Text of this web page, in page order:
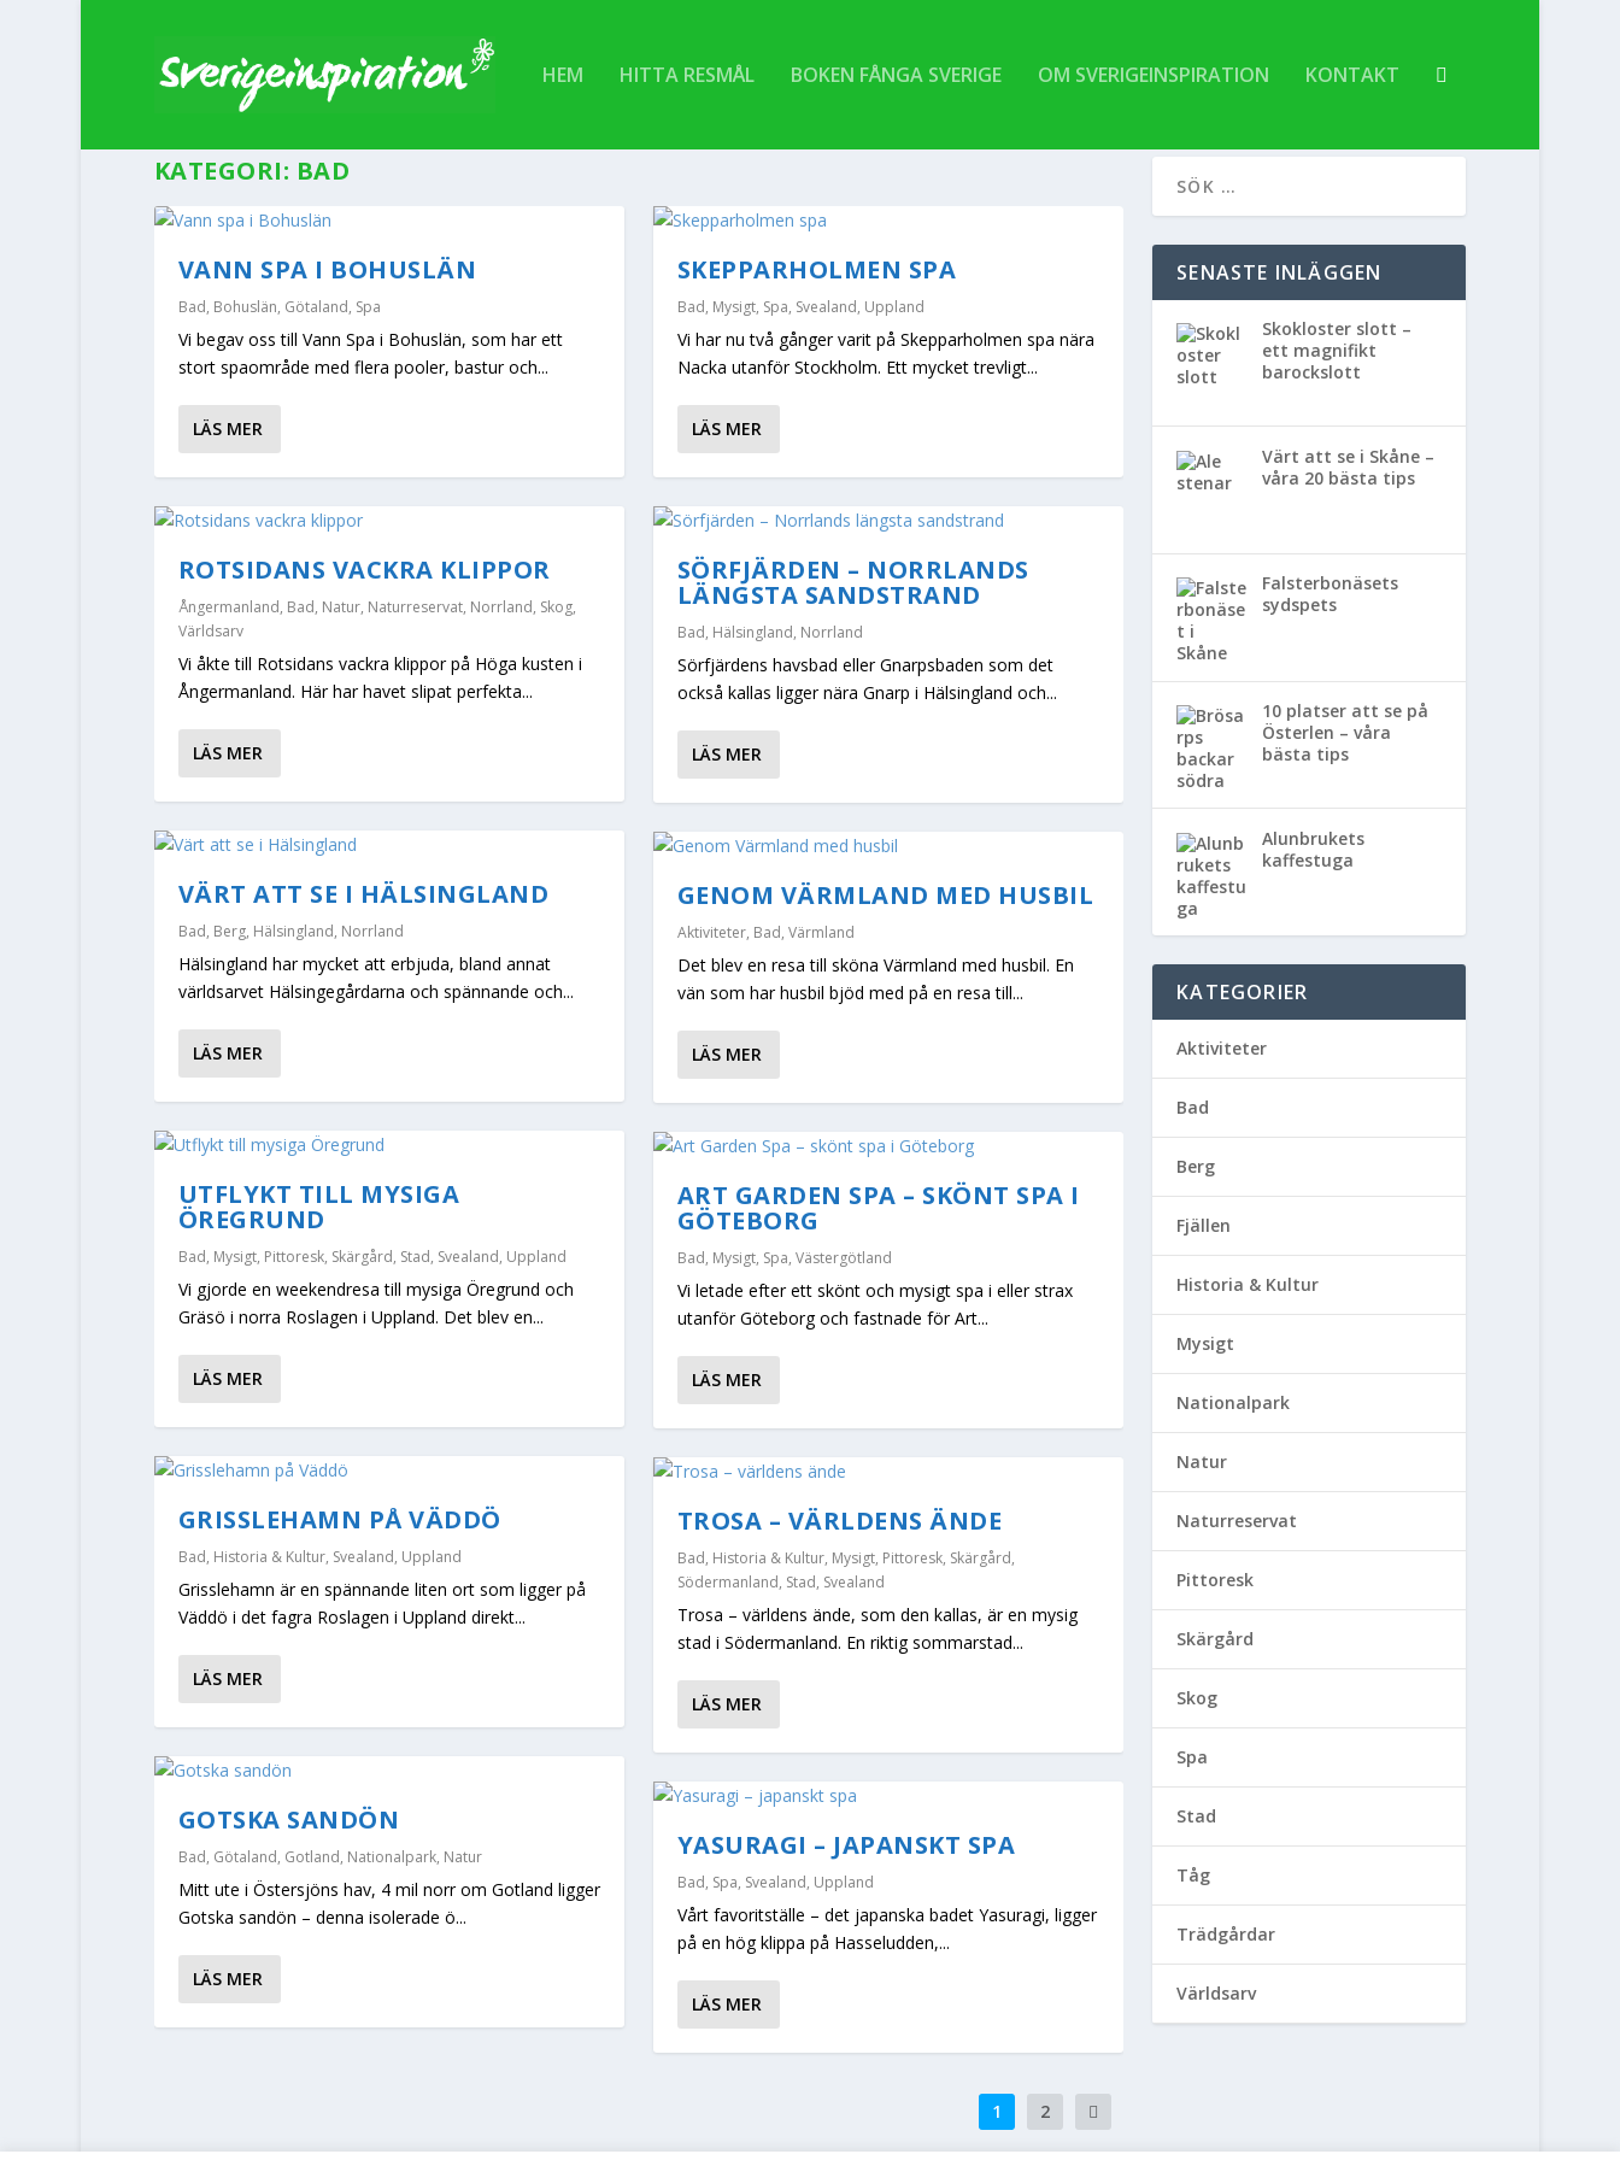
HEM HITTA RESMÅL BOKEN FÅNGA SVERIGE OM SVERIGEINSPIRATION KONTAKT
KATEGORI: BAD
VANN SPA I BOHUSLÄN
Bad, Bohuslän, Götaland, Spa
Vi begav oss till Vann Spa i Bohuslän, som har ett
stort spaområde med flera pooler, bastur och...
LÄS MER
ROTSIDANS VACKRA KLIPPOR
Ångermanland, Bad, Natur, Naturreservat, Norrland, Skog,
Världsarv
Vi åkte till Rotsidans vackra klippor på Höga kusten i
Ångermanland. Här har havet slipat perfekta...
LÄS MER
VÄRT ATT SE I HÄLSINGLAND
Bad, Berg, Hälsingland, Norrland
Hälsingland har mycket att erbjuda, bland annat
världsarvet Hälsingegårdarna och spännande och...
LÄS MER
UTFLYKT TILL MYSIGA
ÖREGRUND
Bad, Mysigt, Pittoresk, Skärgård, Stad, Svealand, Uppland
Vi gjorde en weekendresa till mysiga Öregrund och
Gräsö i norra Roslagen i Uppland. Det blev en...
LÄS MER
GRISSLEHAMN PÅ VÄDDÖ
Bad, Historia & Kultur, Svealand, Uppland
Grisslehamn är en spännande liten ort som ligger på
Väddö i det fagra Roslagen i Uppland direkt...
LÄS MER
GOTSKA SANDÖN
Bad, Götaland, Gotland, Nationalpark, Natur
Mitt ute i Östersjöns hav, 4 mil norr om Gotland ligger
Gotska sandön – denna isolerade ö...
LÄS MER
SKEPPARHOLMEN SPA
Bad, Mysigt, Spa, Svealand, Uppland
Vi har nu två gånger varit på Skepparholmen spa nära
Nacka utanför Stockholm. Ett mycket trevligt...
LÄS MER
SÖRFJÄRDEN – NORRLANDS
LÄNGSTA SANDSTRAND
Bad, Hälsingland, Norrland
Sörfjärdens havsbad eller Gnarpsbaden som det
också kallas ligger nära Gnarp i Hälsingland och...
LÄS MER
GENOM VÄRMLAND MED HUSBIL
Aktiviteter, Bad, Värmland
Det blev en resa till sköna Värmland med husbil. En
vän som har husbil bjöd med på en resa till...
LÄS MER
ART GARDEN SPA – SKÖNT SPA I
GÖTEBORG
Bad, Mysigt, Spa, Västergötland
Vi letade efter ett skönt och mysigt spa i eller strax
utanför Göteborg och fastnade för Art...
LÄS MER
TROSA – VÄRLDENS ÄNDE
Bad, Historia & Kultur, Mysigt, Pittoresk, Skärgård,
Södermanland, Stad, Svealand
Trosa – världens ände, som den kallas, är en mysig
stad i Södermanland. En riktig sommarstad...
LÄS MER
YASURAGI – JAPANSKT SPA
Bad, Spa, Svealand, Uppland
Vårt favoritställe – det japanska badet Yasuragi, ligger
på en hög klippa på Hasseludden,...
LÄS MER
1 2
SENASTE INLÄGGEN
Skokloster slott –
ett magnifikt
barockslott
Värt att se i Skåne –
våra 20 bästa tips
Falsterbonäsets
sydspets
10 platser att se på
Österlen – våra
bästa tips
Alunbrukets
kaffestuga
KATEGORIER
Aktiviteter
Bad
Berg
Fjällen
Historia & Kultur
Mysigt
Nationalpark
Natur
Naturreservat
Pittoresk
Skärgård
Skog
Spa
Stad
Tåg
Trädgårdar
Världsarv